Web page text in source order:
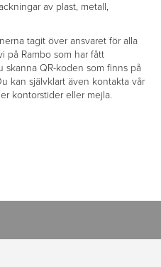
av plast, metall,
tagit över ansvaret för alla
på Rambo som har fått
skanna QR-koden som finns på
kan självklart även kontakta vår
kontorstider eller mejla.